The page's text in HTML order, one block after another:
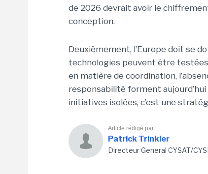
de 2026 devrait avoir le
conception.
Deuxièmement, l’Europe doit se
technologies peuvent être
en matière de coordination,
responsabilité forment
initiatives isolées, c’est une
Article rédigé par
Patrick Trinkler
Directeur General CYSAT/